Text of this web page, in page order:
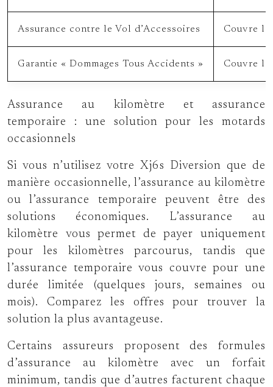
Assurance contre le Vol d’Accessoires Couvre le
Garantie « Dommages Tous Accidents » Couvre
Assurance au kilomètre et assurance
temporaire : une solution pour les motards
occasionnels
Si vous n’utilisez votre Xj6s Diversion que de
manière occasionnelle, l’assurance au kilomètre
ou l’assurance temporaire peuvent être des
solutions économiques. L’assurance au
kilomètre vous permet de payer uniquement
pour les kilomètres parcourus, tandis que
l’assurance temporaire vous couvre pour une
durée limitée (quelques jours, semaines ou
mois). Comparez les offres pour trouver la
solution la plus avantageuse.
Certains assureurs proposent des formules
d’assurance au kilomètre avec un forfait
minimum, tandis que d’autres facturent chaque